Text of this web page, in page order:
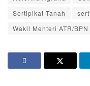
Sertipikat Tanah
Wakil Menteri ATR/BPN